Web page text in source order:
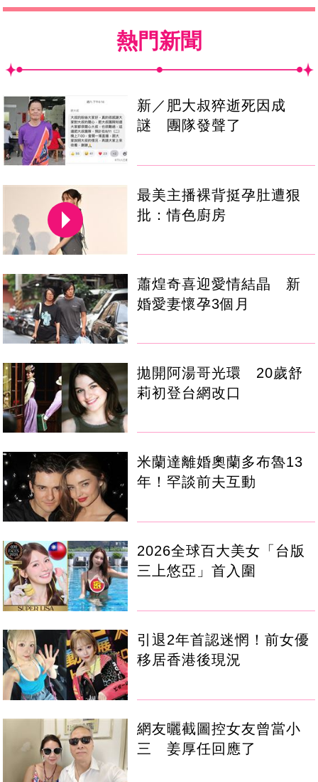
熱門新聞
新／肥大叔猝逝死因成
謎 團隊發聲了
最美主播裸背挺孕肚遭狠
批：情色廚房
蕭煌奇喜迎愛情結晶 新
婚愛妻懷孕3個月
拋開阿湯哥光環 20歲舒
莉初登台網改口
米蘭達離婚奧蘭多布魯13
年！罕談前夫互動
2026全球百大美女「台版
三上悠亞」首入圍
引退2年首認迷惘！前女優
移居香港後現況
網友曬截圖控女友曾當小
三 姜厚任回應了